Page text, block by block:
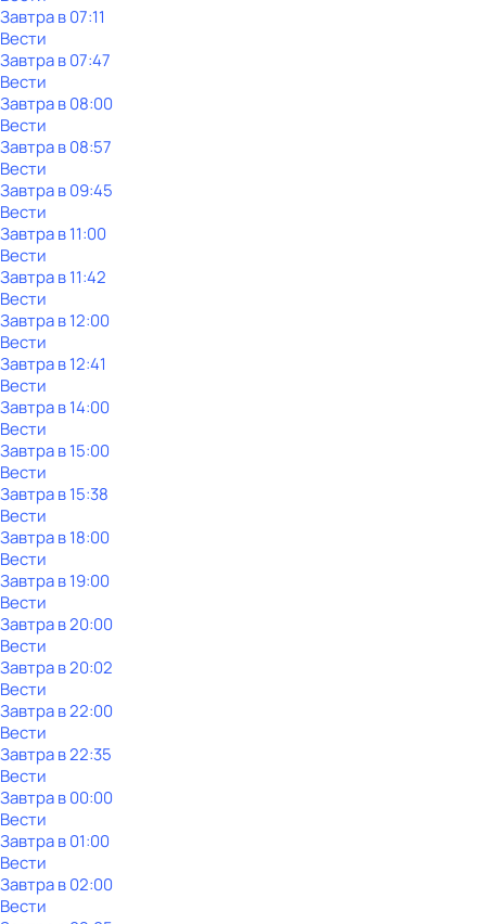
Завтра в 07:11
Вести
Завтра в 07:47
Вести
Завтра в 08:00
Вести
Завтра в 08:57
Вести
Завтра в 09:45
Вести
Завтра в 11:00
Вести
Завтра в 11:42
Вести
Завтра в 12:00
Вести
Завтра в 12:41
Вести
Завтра в 14:00
Вести
Завтра в 15:00
Вести
Завтра в 15:38
Вести
Завтра в 18:00
Вести
Завтра в 19:00
Вести
Завтра в 20:00
Вести
Завтра в 20:02
Вести
Завтра в 22:00
Вести
Завтра в 22:35
Вести
Завтра в 00:00
Вести
Завтра в 01:00
Вести
Завтра в 02:00
Вести